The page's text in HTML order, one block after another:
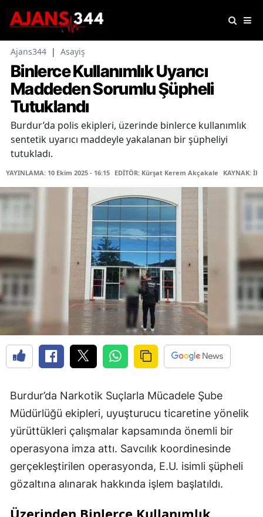
Ajans344 | Asayiş
Binlerce Kullanımlık Uyarıcı
Maddeden Sorumlu Şüpheli
Tutuklandı
Burdur’da polis ekipleri, üzerinde binlerce kullanımlık
sentetik uyarıcı maddeyle yakalanan bir şüpheliyi
tutukladı.
YAYINLAMA: 10 Ekim 2025 - 16:15 EDİTÖR: Kürşat Kerem Akçakale KAYNAK:
Burdur’da Narkotik Suçlarla Mücadele Şube
Müdürlüğü ekipleri, uyuşturucu ticaretine yönelik
yürüttükleri çalışmalar kapsamında önemli bir
operasyona imza attı. Savcılık koordinesinde
gerçekleştirilen operasyonda, E.U. isimli şüpheli
gözaltına alınarak hakkında işlem başlatıldı.